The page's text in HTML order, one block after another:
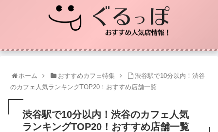
ホーム おすすめカフェ特集
渋谷駅で10分以内！渋谷
のカフェ人気ランキングTOP20！おすすめ店舗一覧
渋谷駅で10分以内！渋谷のカフェ人気
ランキングTOP20！おすすめ店舗一覧